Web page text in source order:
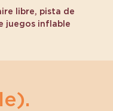
libre, pista de
juegos inflable